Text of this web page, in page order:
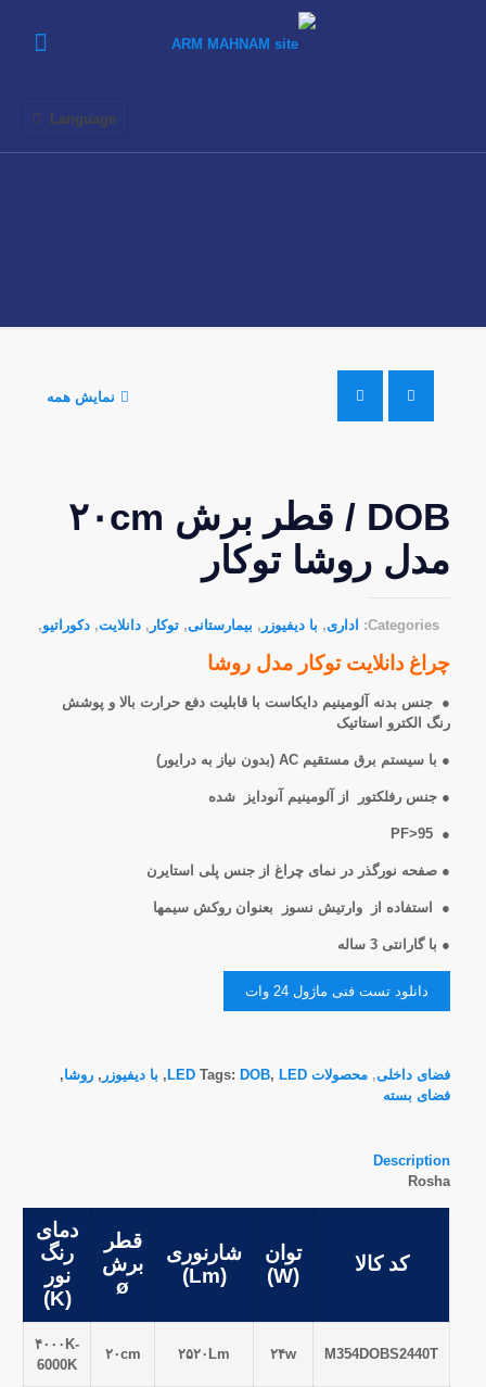
Language
نمایش همه
DOB / قطر برش ۲۰cm
مدل روشا توکار
چراغ دانلایت توکار مدل روشا
● جنس بدنه آلومینیم دایکاست با قابلیت دفع حرارت بالا و پوشش
رنگ الکترو استاتیک
● با سیستم برق مستقیم AC (بدون نیاز به درایور)
● جنس رفلکتور از آلومینیم آنودایز شده
● PF>95
● صفحه نورگذر در نمای چراغ از جنس پلی استایرن
● استفاده از وارتیش نسوز بعنوان روکش سیمها
● با گارانتی 3 ساله
دانلود تست فنی ماژول 24 وات
Categories: اداری, با دیفیوزر , بیمارستانی, توکار , دانلایت, دکوراتیو,
فضای داخلی, محصولات LED Tags: DOB, LED
, با ديفيوزر , روشا,
فضای بسته
Description
Rosha
کد کالا
توان
(W)
شارنوری
(Lm)
قطر
برش
ø
دمای
رنگ
نور
(K)
M354DOBS2440T ۲۴w ۲۵۲۰Lm ۲۰cm
۴۰۰۰K-
6000K